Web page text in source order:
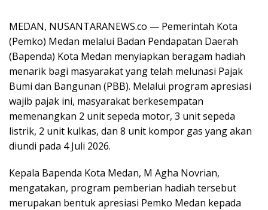
MEDAN, NUSANTARANEWS.co — Pemerintah Kota
(Pemko) Medan melalui Badan Pendapatan Daerah
(Bapenda) Kota Medan menyiapkan beragam hadiah
menarik bagi masyarakat yang telah melunasi Pajak
Bumi dan Bangunan (PBB). Melalui program apresiasi
wajib pajak ini, masyarakat berkesempatan
memenangkan 2 unit sepeda motor, 3 unit sepeda
listrik, 2 unit kulkas, dan 8 unit kompor gas yang akan
diundi pada 4 Juli 2026.
Kepala Bapenda Kota Medan, M Agha Novrian,
mengatakan, program pemberian hadiah tersebut
merupakan bentuk apresiasi Pemko Medan kepada